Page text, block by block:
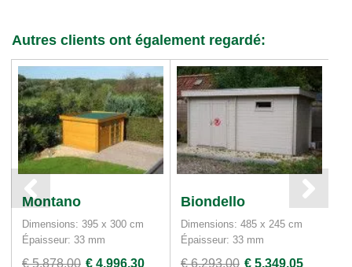
Autres clients ont également regardé:
Montano
Dimensions: 395 x 300 cm
Épaisseur: 33 mm
€ 5.878,00 € 4.996,30
Biondello
Dimensions: 485 x 245 cm
Épaisseur: 33 mm
€ 6.293,00 € 5.349,05